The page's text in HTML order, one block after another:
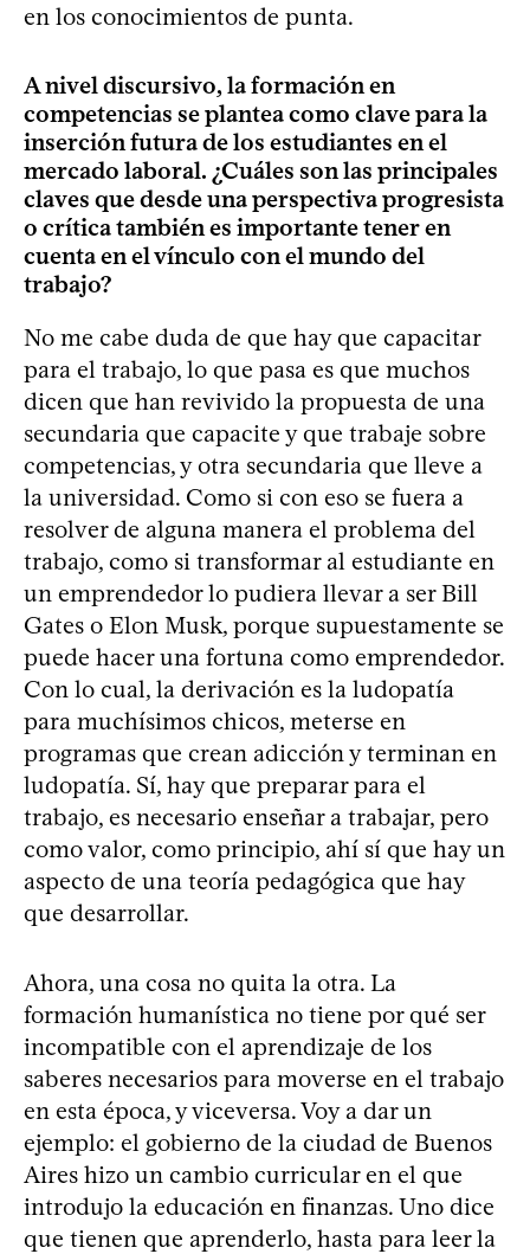
en los conocimientos de punta.
A nivel discursivo, la formación en
competencias se plantea como clave para la
inserción futura de los estudiantes en el
mercado laboral. ¿Cuáles son las principales
claves que desde una perspectiva progresista
o crítica también es importante tener en
cuenta en el vínculo con el mundo del
trabajo?
No me cabe duda de que hay que capacitar
para el trabajo, lo que pasa es que muchos
dicen que han revivido la propuesta de una
secundaria que capacite y que trabaje sobre
competencias, y otra secundaria que lleve a
la universidad. Como si con eso se fuera a
resolver de alguna manera el problema del
trabajo, como si transformar al estudiante en
un emprendedor lo pudiera llevar a ser Bill
Gates o Elon Musk, porque supuestamente se
puede hacer una fortuna como emprendedor.
Con lo cual, la derivación es la ludopatía
para muchísimos chicos, meterse en
programas que crean adicción y terminan en
ludopatía. Sí, hay que preparar para el
trabajo, es necesario enseñar a trabajar, pero
como valor, como principio, ahí sí que hay un
aspecto de una teoría pedagógica que hay
que desarrollar.
Ahora, una cosa no quita la otra. La
formación humanística no tiene por qué ser
incompatible con el aprendizaje de los
saberes necesarios para moverse en el trabajo
en esta época, y viceversa. Voy a dar un
ejemplo: el gobierno de la ciudad de Buenos
Aires hizo un cambio curricular en el que
introdujo la educación en finanzas. Uno dice
que tienen que aprenderlo, hasta para leer la